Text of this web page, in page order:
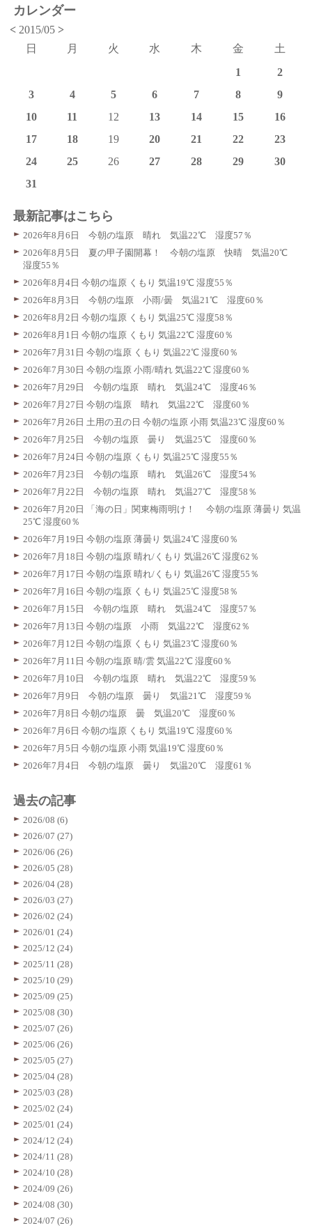
カレンダー
< 2015/05>
日
月 火 水 木 金
土
1
2
3
4 5 6 7 8
9
10
11 12 13 14 15
16
17
18 19 20 21 22
23
24
25 26 27 28 29
30
31
最新記事はこちら
2026年8月6日 今朝の塩原 晴れ 気温22℃ 湿度57％
2026年8月5日 夏の甲子園開幕！ 今朝の塩原 快晴 気温20℃
湿度55％
2026年8月4日 今朝の塩原 くもり 気温19℃ 湿度55％
2026年8月3日 今朝の塩原 小雨/曇 気温21℃ 湿度60％
2026年8月2日 今朝の塩原 くもり 気温25℃ 湿度58％
2026年8月1日 今朝の塩原 くもり 気温22℃ 湿度60％
2026年7月31日 今朝の塩原 くもり 気温22℃ 湿度60％
2026年7月30日 今朝の塩原 小雨/晴れ 気温22℃ 湿度60％
2026年7月29日 今朝の塩原 晴れ 気温24℃ 湿度46％
2026年7月27日 今朝の塩原 晴れ 気温22℃ 湿度60％
2026年7月26日 土用の丑の日 今朝の塩原 小雨 気温23℃ 湿度60％
2026年7月25日 今朝の塩原 曇り 気温25℃ 湿度60％
2026年7月24日 今朝の塩原 くもり 気温25℃ 湿度55％
2026年7月23日 今朝の塩原 晴れ 気温26℃ 湿度54％
2026年7月22日 今朝の塩原 晴れ 気温27℃ 湿度58％
2026年7月20日 「海の日」関東梅雨明け！ 今朝の塩原 薄曇り 気温
25℃ 湿度60％
2026年7月19日 今朝の塩原 薄曇り 気温24℃ 湿度60％
2026年7月18日 今朝の塩原 晴れ/くもり 気温26℃ 湿度62％
2026年7月17日 今朝の塩原 晴れ/くもり 気温26℃ 湿度55％
2026年7月16日 今朝の塩原 くもり 気温25℃ 湿度58％
2026年7月15日 今朝の塩原 晴れ 気温24℃ 湿度57％
2026年7月13日 今朝の塩原 小雨 気温22℃ 湿度62％
2026年7月12日 今朝の塩原 くもり 気温23℃ 湿度60％
2026年7月11日 今朝の塩原 晴/雲 気温22℃ 湿度60％
2026年7月10日 今朝の塩原 晴れ 気温22℃ 湿度59％
2026年7月9日 今朝の塩原 曇り 気温21℃ 湿度59％
2026年7月8日 今朝の塩原 曇 気温20℃ 湿度60％
2026年7月6日 今朝の塩原 くもり 気温19℃ 湿度60％
2026年7月5日 今朝の塩原 小雨 気温19℃ 湿度60％
2026年7月4日 今朝の塩原 曇り 気温20℃ 湿度61％
過去の記事
2026/08 (6)
2026/07 (27)
2026/06 (26)
2026/05 (28)
2026/04 (28)
2026/03 (27)
2026/02 (24)
2026/01 (24)
2025/12 (24)
2025/11 (28)
2025/10 (29)
2025/09 (25)
2025/08 (30)
2025/07 (26)
2025/06 (26)
2025/05 (27)
2025/04 (28)
2025/03 (28)
2025/02 (24)
2025/01 (24)
2024/12 (24)
2024/11 (28)
2024/10 (28)
2024/09 (26)
2024/08 (30)
2024/07 (26)